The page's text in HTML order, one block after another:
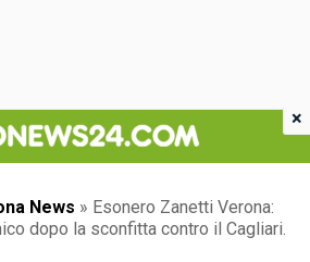
News » Esonero Zanetti Verona:
dopo la sconfitta contro il Cagliari.
×